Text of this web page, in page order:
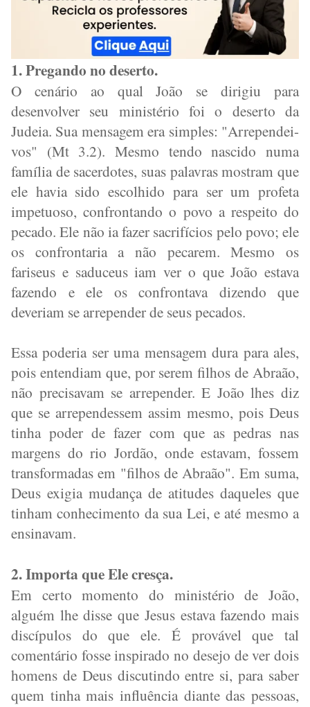
1. Pregando no deserto.
O cenário ao qual João se dirigiu para
desenvolver seu ministério foi o deserto da
Judeia. Sua mensagem era simples: "Arrependei-
vos" (Mt 3.2). Mesmo tendo nascido numa
família de sacerdotes, suas palavras mostram que
ele havia sido escolhido para ser um profeta
impetuoso, confrontando o povo a respeito do
pecado. Ele não ia fazer sacrifícios pelo povo; ele
os confrontaria a não pecarem. Mesmo os
fariseus e saduceus iam ver o que João estava
fazendo e ele os confrontava dizendo que
deveriam se arrepender de seus pecados.
Essa poderia ser uma mensagem dura para ales,
pois entendiam que, por serem filhos de Abraão,
não precisavam se arrepender. E João lhes diz
que se arrependessem assim mesmo, pois Deus
tinha poder de fazer com que as pedras nas
margens do rio Jordão, onde estavam, fossem
transformadas em "filhos de Abraão". Em suma,
Deus exigia mudança de atitudes daqueles que
tinham conhecimento da sua Lei, e até mesmo a
ensinavam.
2. Importa que Ele cresça.
Em certo momento do ministério de João,
alguém lhe disse que Jesus estava fazendo mais
discípulos do que ele. É provável que tal
comentário fosse inspirado no desejo de ver dois
homens de Deus discutindo entre si, para saber
quem tinha mais influência diante das pessoas,